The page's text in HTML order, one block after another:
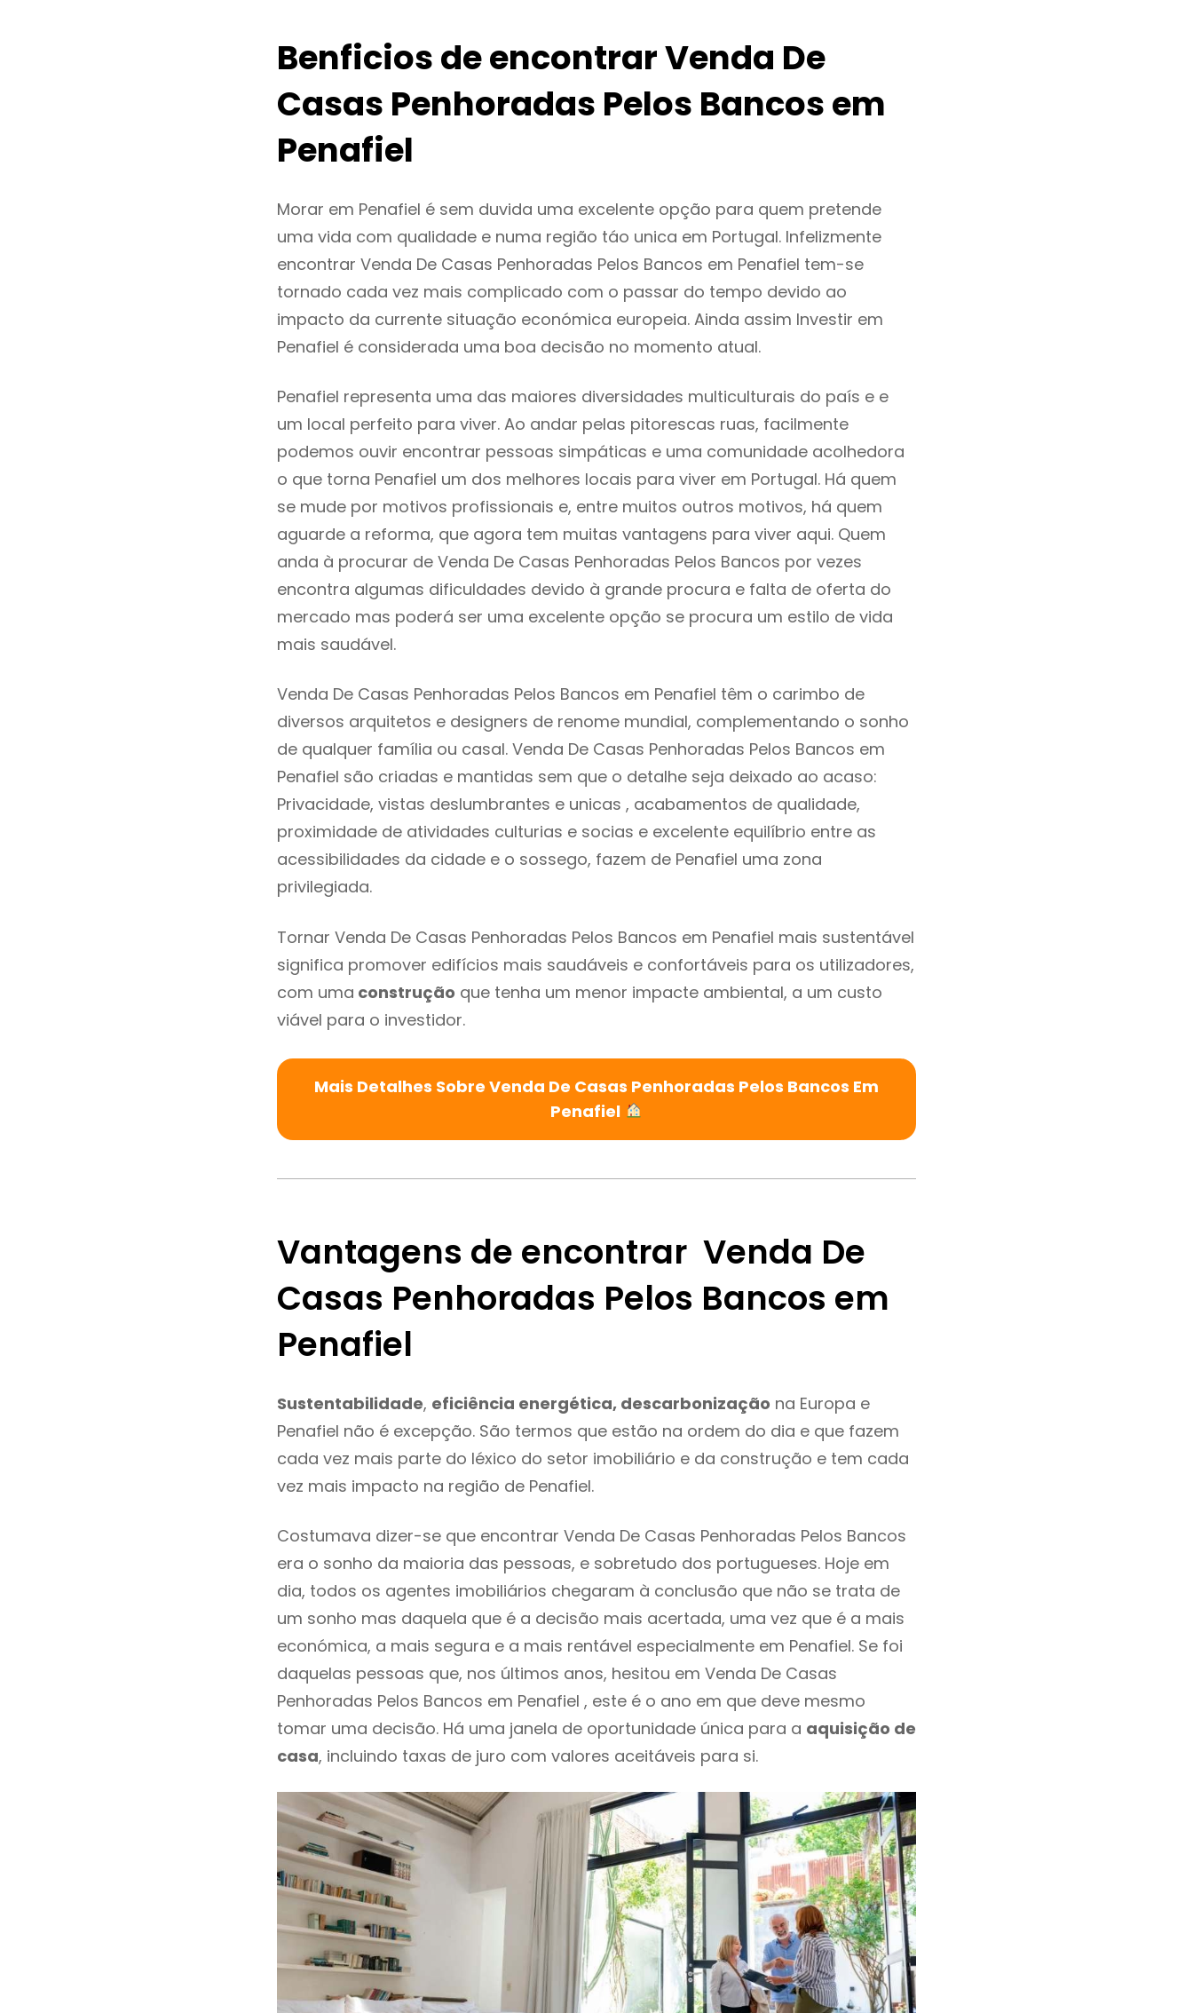
Benficios de encontrar Venda De
Casas Penhoradas Pelos Bancos em
Penafiel
Morar em Penafiel é sem duvida uma excelente opção para quem pretende
uma vida com qualidade e numa região táo unica em Portugal. Infelizmente
encontrar Venda De Casas Penhoradas Pelos Bancos em Penafiel tem-se
tornado cada vez mais complicado com o passar do tempo devido ao
impacto da currente situação económica europeia. Ainda assim Investir em
Penafiel é considerada uma boa decisão no momento atual.
Penafiel representa uma das maiores diversidades multiculturais do país e e
um local perfeito para viver. Ao andar pelas pitorescas ruas, facilmente
podemos ouvir encontrar pessoas simpáticas e uma comunidade acolhedora
o que torna Penafiel um dos melhores locais para viver em Portugal. Há quem
se mude por motivos profissionais e, entre muitos outros motivos, há quem
aguarde a reforma, que agora tem muitas vantagens para viver aqui. Quem
anda à procurar de Venda De Casas Penhoradas Pelos Bancos por vezes
encontra algumas dificuldades devido à grande procura e falta de oferta do
mercado mas poderá ser uma excelente opção se procura um estilo de vida
mais saudável.
Venda De Casas Penhoradas Pelos Bancos em Penafiel têm o carimbo de
diversos arquitetos e designers de renome mundial, complementando o sonho
de qualquer família ou casal. Venda De Casas Penhoradas Pelos Bancos em
Penafiel são criadas e mantidas sem que o detalhe seja deixado ao acaso:
Privacidade, vistas deslumbrantes e unicas , acabamentos de qualidade,
proximidade de atividades culturias e socias e excelente equilíbrio entre as
acessibilidades da cidade e o sossego, fazem de Penafiel uma zona
privilegiada.
Tornar Venda De Casas Penhoradas Pelos Bancos em Penafiel mais sustentável
significa promover edifícios mais saudáveis e confortáveis para os utilizadores,
com uma construção que tenha um menor impacte ambiental, a um custo
viável para o investidor.
Mais Detalhes Sobre Venda De Casas Penhoradas Pelos Bancos Em
Penafiel
Vantagens de encontrar Venda De
Casas Penhoradas Pelos Bancos em
Penafiel
Sustentabilidade, eficiência energética, descarbonização na Europa e
Penafiel não é excepção. São termos que estão na ordem do dia e que fazem
cada vez mais parte do léxico do setor imobiliário e da construção e tem cada
vez mais impacto na região de Penafiel.
Costumava dizer-se que encontrar Venda De Casas Penhoradas Pelos Bancos
era o sonho da maioria das pessoas, e sobretudo dos portugueses. Hoje em
dia, todos os agentes imobiliários chegaram à conclusão que não se trata de
um sonho mas daquela que é a decisão mais acertada, uma vez que é a mais
económica, a mais segura e a mais rentável especialmente em Penafiel. Se foi
daquelas pessoas que, nos últimos anos, hesitou em Venda De Casas
Penhoradas Pelos Bancos em Penafiel , este é o ano em que deve mesmo
tomar uma decisão. Há uma janela de oportunidade única para a aquisição de
casa, incluindo taxas de juro com valores aceitáveis para si.